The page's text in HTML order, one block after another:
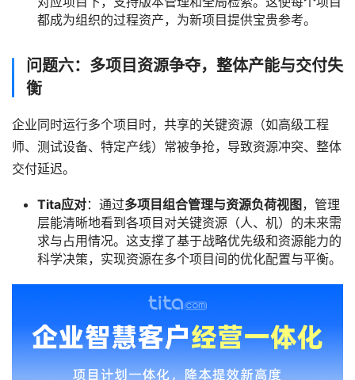
都成为组织的过程资产，为新项目提供宝贵参考。
问题六：多项目资源争夺，整体产能与交付失
衡
企业同时运行多个项目时，共享的关键资源（如高级工程
师、测试设备、特定产线）常被争抢，导致资源冲突、整体
交付延迟。
Tita应对：通过多项目组合管理与资源负荷视图 ，管理
层能清晰地看到各项目对关键资源（人、机）的未来需
求与占用情况。这支撑了基于战略优先级和资源能力的
科学决策，实现资源在多个项目间的优化配置与平衡。